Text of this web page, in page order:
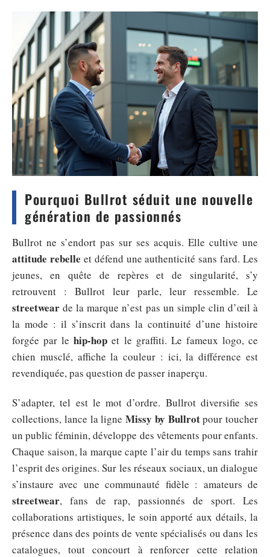
Pourquoi Bullrot séduit une nouvelle
génération de passionnés
Bullrot ne s’endort pas sur ses acquis. Elle cultive une
attitude rebelle et défend une authenticité sans fard. Les
jeunes, en quête de repères et de singularité, s’y
retrouvent : Bullrot leur parle, leur ressemble. Le
streetwear de la marque n’est pas un simple clin d’œil à
la mode : il s’inscrit dans la continuité d’une histoire
forgée par lehip-hop et le graffiti. Le fameux logo, ce
chien musclé, affiche la couleur : ici, la différence est
revendiquée, pas question de passer inaperçu.
S’adapter, tel est le mot d’ordre. Bullrot diversifie ses
collections, lance la ligne Missy by Bullrotpour toucher
un public féminin, développe des vêtements pour enfants.
Chaque saison, la marque capte l’air du temps sans trahir
l’esprit des origines. Sur les réseaux sociaux, un dialogue
s’instaure avec une communauté fidèle : amateurs de
streetwear, fans de rap, passionnés de sport. Les
collaborations artistiques, le soin apporté aux détails, la
présence dans des points de vente spécialisés ou dans les
catalogues, tout concourt à renforcer cette relation